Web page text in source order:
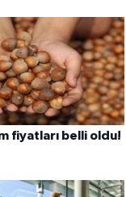
fiyatları belli oldu!